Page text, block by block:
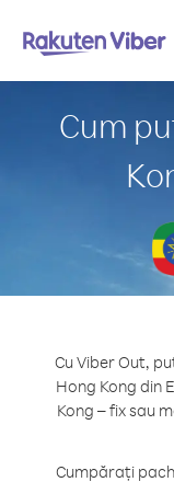
Cum
Cu Viber Out,
Hong Kong din
Kong – fix sau
Cumpărați